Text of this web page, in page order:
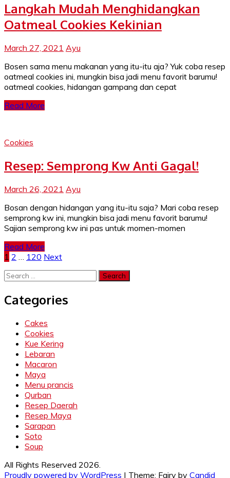
Langkah Mudah Menghidangkan
Oatmeal Cookies Kekinian
March 27, 2021 Ayu
Bosen sama menu makanan yang itu-itu aja? Yuk coba resep
oatmeal cookies ini, mungkin bisa jadi menu favorit barumu!
oatmeal cookies, hidangan gampang dan cepat
Read More
Cookies
Resep: Semprong Kw Anti Gagal!
March 26, 2021 Ayu
Bosan dengan hidangan yang itu-itu saja? Mari coba resep
semprong kw ini, mungkin bisa jadi menu favorit barumu!
Sajian semprong kw ini pas untuk momen-momen
Read More
Posts
pagination
1 2 120 Next
Search
for:
Categories
Cakes
Cookies
Kue Kering
Lebaran
Macaron
Maya
Menu prancis
Qurban
Resep Daerah
Resep Maya
Sarapan
Soto
Soup
All Rights Reserved 2026.
Proudly powered by WordPress | Theme: Fairy by Candid